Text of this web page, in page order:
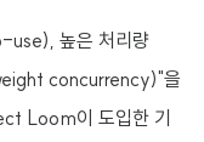
use), 높은 처리량
concurrency)"을
Loom이 도입한 기